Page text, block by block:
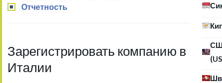
Отчетность
Зарегистрировать компанию в
Италии